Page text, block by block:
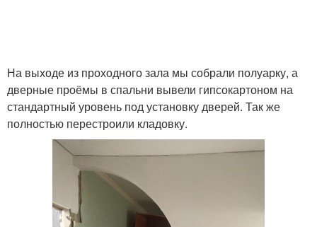
На выходе из проходного зала мы собрали полуарку, а
дверные проёмы в спальни вывели гипсокартоном на
стандартный уровень под установку дверей. Так же
полностью перестроили кладовку.